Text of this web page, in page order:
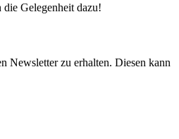
Gelegenheit dazu!
Newsletter zu erhalten. Diesen kann